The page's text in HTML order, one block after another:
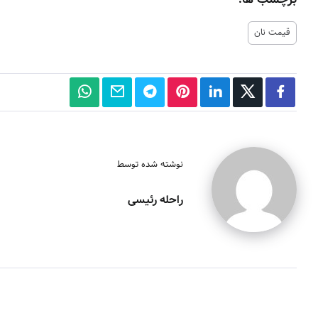
قیمت نان
نوشته شده توسط
راحله رئیسی